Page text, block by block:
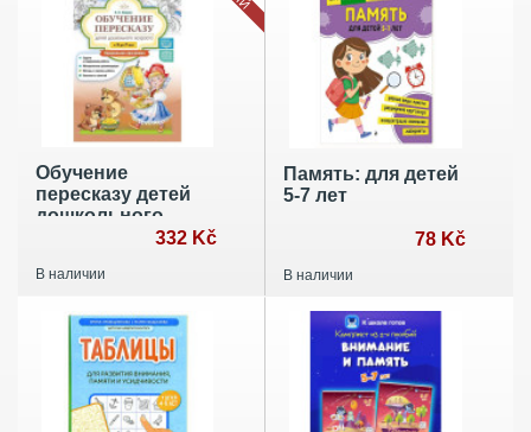
Обучение
пересказу детей
дошкольного
возраста. 3-7 лет.
программа (ФГОС)
332 Kč
В наличии
Память: для детей
5-7 лет
78 Kč
В наличии